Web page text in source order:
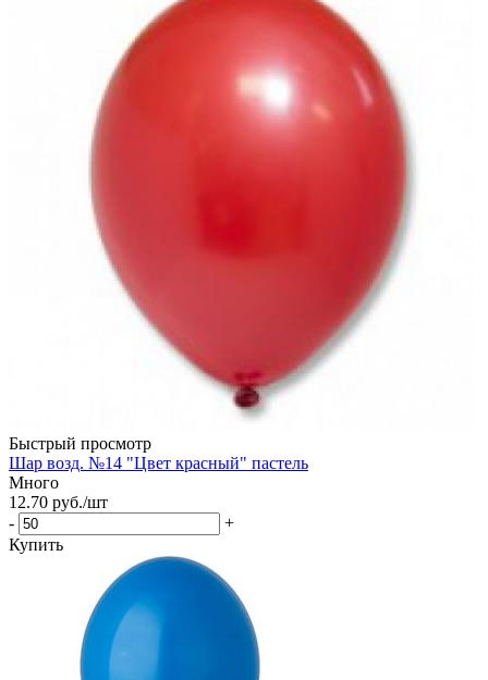
Быстрый просмотр
Шар возд. №14 "Цвет красный" пастель
Много
12.70 руб./шт
-
+
Купить